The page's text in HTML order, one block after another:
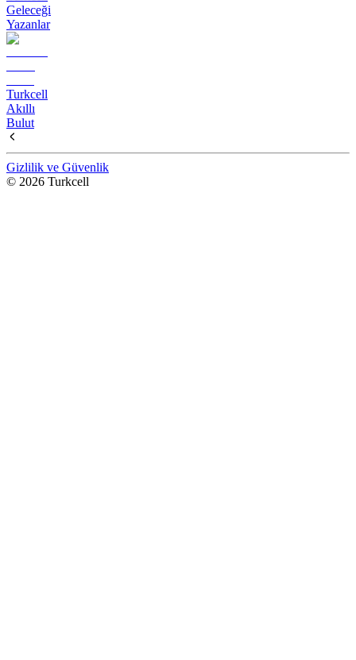
Geleceği
Yazanlar
Turkcell
Akıllı
Bulut
Gizlilik ve Güvenlik
© 2026 Turkcell